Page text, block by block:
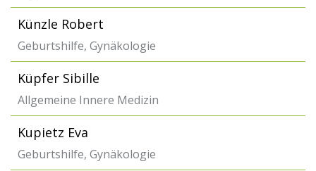
Künzle Robert
Geburtshilfe, Gynäkologie
Küpfer Sibille
Allgemeine Innere Medizin
Kupietz Eva
Geburtshilfe, Gynäkologie